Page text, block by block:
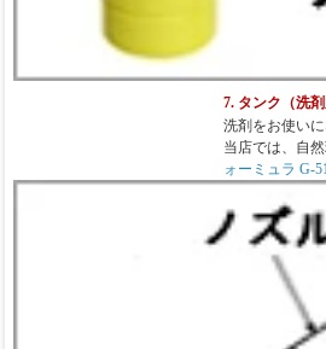
7. タンク（洗剤
洗剤をお使い
当店では、自
ォーミュラ G-